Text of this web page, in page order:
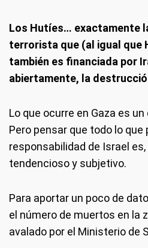
Los Hutíes… exactamente
terrorista que (al igual que
también es financiada por
abiertamente, la
Lo que ocurre en Gaza es
Pero pensar que todo lo que
responsabilidad de Israel
tendencioso y subjetivo.
Para aportar un poco de
el número de muertos en la
avalado por el Ministerio de